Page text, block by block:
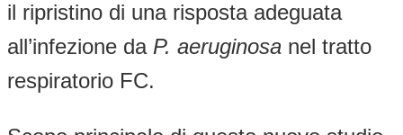
il ripristino di una risposta adeguata
all’infezione da P. aeruginosa nel tratto
respiratorio FC.